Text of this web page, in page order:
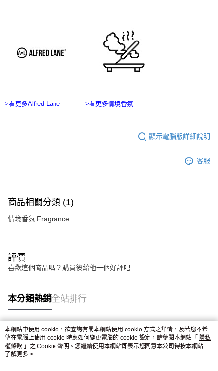
２．關於個人資料處理事宜，請瀏覽以下網址：
https://aftee.tw/terms/#terms3
３．未成年的使用者請事先徵得法定代理人或監護人之同意方可使用
「AFTEE先享後付」，若未經同意申辦者引起之損失，本公司不負相關責
請求用戶進行身份認證。
>看更多Alfred Lane >看更多情境香氛
顯示電腦版詳細說明
客服
商品相關分類 (1)
情境香氛 Fragrance
評價
喜歡這個商品嗎？購買後給他一個好評吧
本分類熱銷全站排行
熱門標籤
本網站中使用 cookie，欲查詢有關本網站使用 cookie 方式之詳情，及若您不希
望在電腦上使用 cookie 時應如何變更電腦的 cookie 設定，請參閱本網站「 隱私
權條款 」之 Cookie 聲明。您繼續使用本網站即表示您同意本公司得按本網站使
用條款之 Cookie 聲明使用 cookie。
了解更多 >